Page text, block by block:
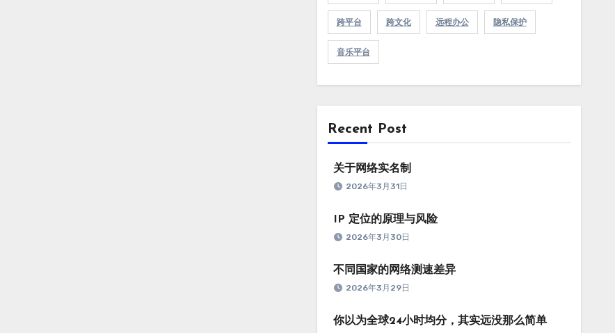
跨平台 跨文化 远程办公 隐私保护
音乐平台
Recent Post
关于网络实名制
2026年3月31日
IP 定位的原理与风险
2026年3月30日
不同国家的网络测速差异
2026年3月29日
你以为全球24小时均分，其实远没那么简单